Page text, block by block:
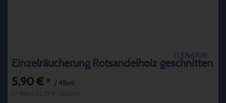
ELENATUR
Einzelräucherung Rotsandelholz geschnitten
5,90 € * / 48ml